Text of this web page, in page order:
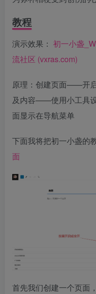
教程
演示效果： 初一小盏
流社区 (vxras.com)
原理：创建页面——开
及内容——使用小工具
面显示在导航菜单
下面我将把初一小盏的
面
首先我们创建一个页面